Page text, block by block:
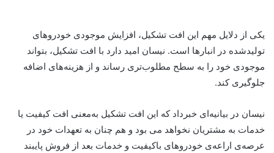
یکی از دلایل مهم این افت تشکیل، افزایش موجودی خودروهای
تولیدشده در انبارها است. نیسان امید دارد با افت تشکیل، بتواند
موجودی خود را به سطح مطلوب‌تری رساند و از هزینه‌های اضافه
جلوگیری کند.
نیسان در بیانیه‌ای خبرداد که این افت تشکیل به‌معنی افت کیفیت یا
خدمات به مشتریان نخواهد می بود و هم چنان به تعهدات خود در
عرصه‌ی اراعه‌ی خودروهای باکیفیت و خدمات بعد از فروش پایبند